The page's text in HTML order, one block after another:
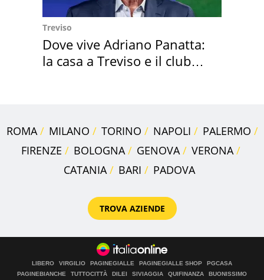
Treviso
Dove vive Adriano Panatta:
la casa a Treviso e il club
ROMA MILANO TORINO NAPOLI
PALERMO
FIRENZE
BOLOGNA GENOVA
VERONA
CATANIA
BARI PADOVA
TROVA AZIENDE
LIBERO VIRGILIO PAGINEGIALLE PAGINEGIALLE SHOP
PGCASA
PAGINEBIANCHE
TUTTOCITTÀ DILEI SIVIAGGIA QUIFINANZA
BUONISSIMO